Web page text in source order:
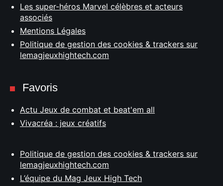
Les super-héros Marvel célèbres et acteurs
associés
Mentions Légales
Politique de gestion des cookies & trackers sur
lemagjeuxhightech.com
Favoris
Actu Jeux de combat et beat'em all
Vivacréa : jeux créatifs
Politique de gestion des cookies & trackers sur
lemagjeuxhightech.com
L’équipe du Mag Jeux High Tech